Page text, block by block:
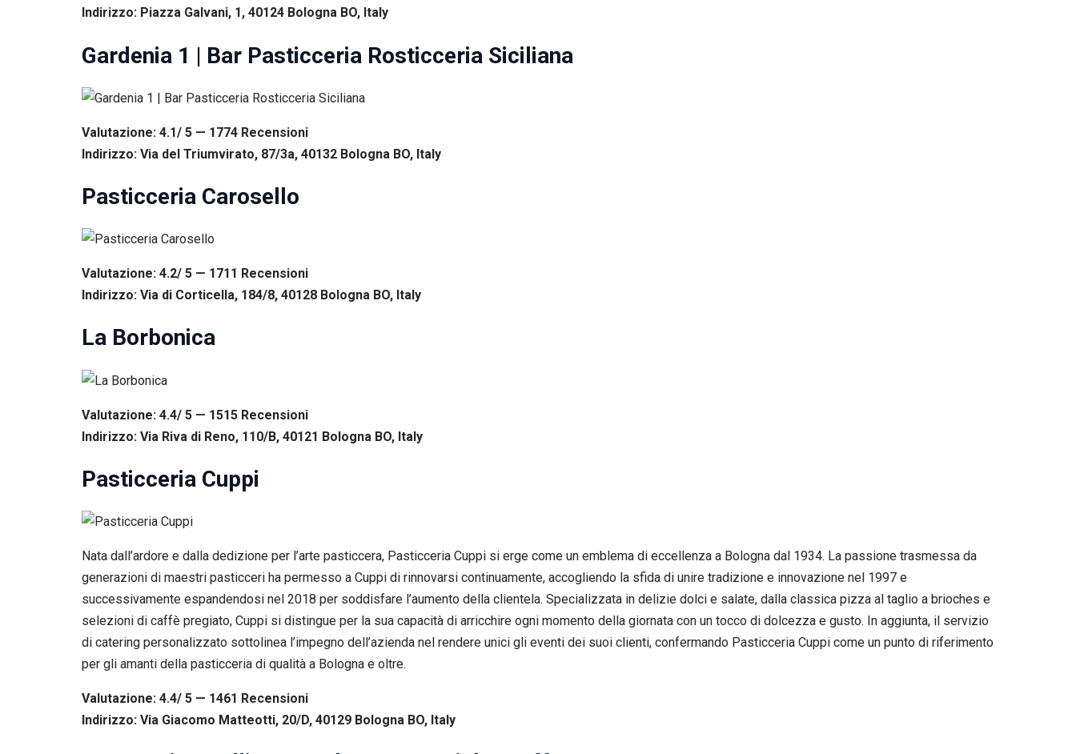
Indirizzo: Piazza Galvani, 1, 40124 Bologna BO, Italy
Gardenia 1 | Bar Pasticceria Rosticceria Siciliana
Valutazione: 4.1/ 5 — 1774 Recensioni
Indirizzo: Via del Triumvirato, 87/3a, 40132 Bologna BO, Italy
Pasticceria Carosello
Valutazione: 4.2/ 5 — 1711 Recensioni
Indirizzo: Via di Corticella, 184/8, 40128 Bologna BO, Italy
La Borbonica
Valutazione: 4.4/ 5 — 1515 Recensioni
Indirizzo: Via Riva di Reno, 110/B, 40121 Bologna BO, Italy
Pasticceria Cuppi
Nata dall’ardore e dalla dedizione per l’arte pasticcera, Pasticceria Cuppi si erge come un emblema di eccellenza a Bologna dal 1934. La passione trasmessa da
generazioni di maestri pasticceri ha permesso a Cuppi di rinnovarsi continuamente, accogliendo la sfida di unire tradizione e innovazione nel 1997 e
successivamente espandendosi nel 2018 per soddisfare l’aumento della clientela. Specializzata in delizie dolci e salate, dalla classica pizza al taglio a brioches e
selezioni di caffè pregiato, Cuppi si distingue per la sua capacità di arricchire ogni momento della giornata con un tocco di dolcezza e gusto. In aggiunta, il servizio
di catering personalizzato sottolinea l’impegno dell’azienda nel rendere unici gli eventi dei suoi clienti, confermando Pasticceria Cuppi come un punto di riferimento
per gli amanti della pasticceria di qualità a Bologna e oltre.
Valutazione: 4.4/ 5 — 1461 Recensioni
Indirizzo: Via Giacomo Matteotti, 20/D, 40129 Bologna BO, Italy